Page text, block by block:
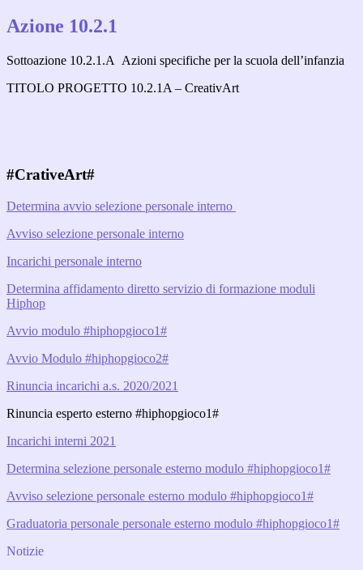
Azione 10.2.1
Sottoazione 10.2.1.A Azioni specifiche per la scuola dell’infanzia
TITOLO PROGETTO 10.2.1A – CreativArt
#CrativeArt#
Determina avvio selezione personale interno
Avviso selezione personale interno
Incarichi personale interno
Determina affidamento diretto servizio di formazione moduli
Hiphop
Avvio modulo #hiphopgioco1#
Avvio Modulo #hiphopgioco2#
Rinuncia incarichi a.s. 2020/2021
Rinuncia esperto esterno #hiphopgioco1#
Incarichi interni 2021
Determina selezione personale esterno modulo #hiphopgioco1#
Avviso selezione personale esterno modulo #hiphopgioco1#
Graduatoria personale personale esterno modulo #hiphopgioco1#
Notizie